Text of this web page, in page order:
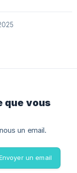
que vous
un email.
un email